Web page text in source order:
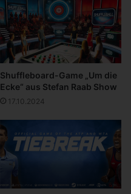
Shuffleboard-Game „Um die
Ecke“ aus Stefan Raab Show
17.10.2024